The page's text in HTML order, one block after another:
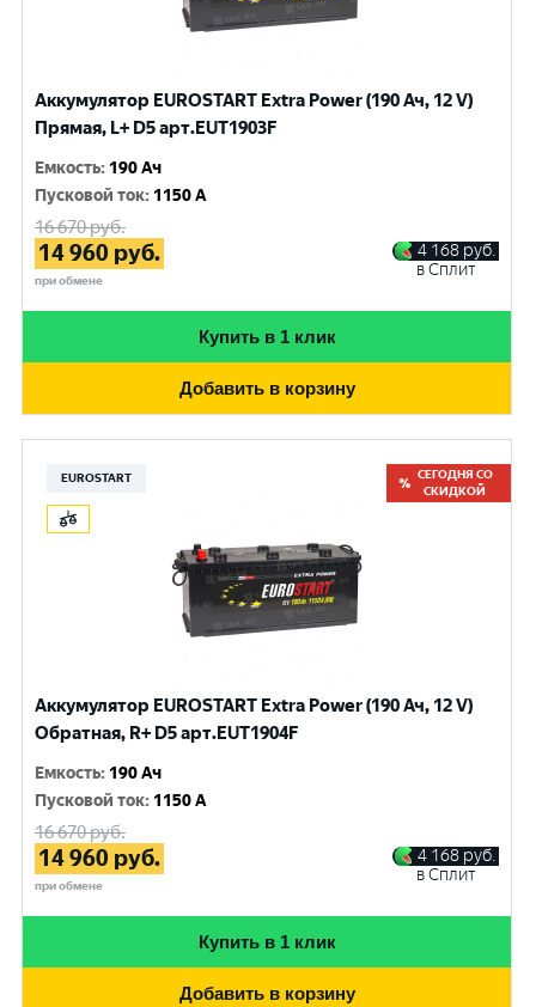
Аккумулятор EUROSTART Extra Power (190 Ач, 12 V)
Прямая, L+ D5 арт.EUT1903F
Емкость: 190 Ач
Пусковой ток: 1150 A
16 670руб.
14 960 руб.
при обмене
4 168 руб.
в Сплит
Купить в 1 клик
Добавить в корзину
EUROSTART
СЕГОДНЯ СО
СКИДКОЙ
Аккумулятор EUROSTART Extra Power (190 Ач, 12 V)
Обратная, R+ D5 арт.EUT1904F
Емкость: 190 Ач
Пусковой ток: 1150 A
16 670руб.
14 960 руб.
при обмене
4 168 руб.
в Сплит
Купить в 1 клик
Добавить в корзину